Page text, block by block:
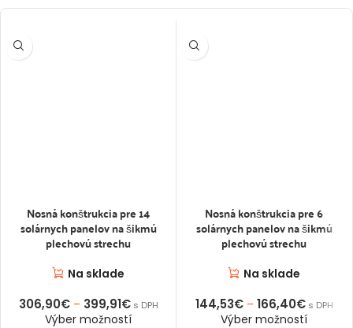
Nosná konštrukcia pre 14
solárnych panelov na šikmú
plechovú strechu
Na sklade
306,90€ – 399,91€s DPH
Výber možností
Nosná konštrukcia pre 6
solárnych panelov na šikmú
plechovú strechu
Na sklade
144,53€ – 166,40€s DPH
Výber možností